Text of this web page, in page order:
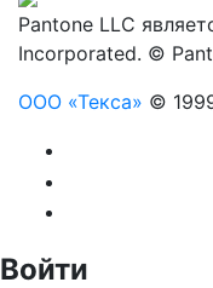
Pantone LLC
Incorporated. ©
ООО «Текса» ©
Войти